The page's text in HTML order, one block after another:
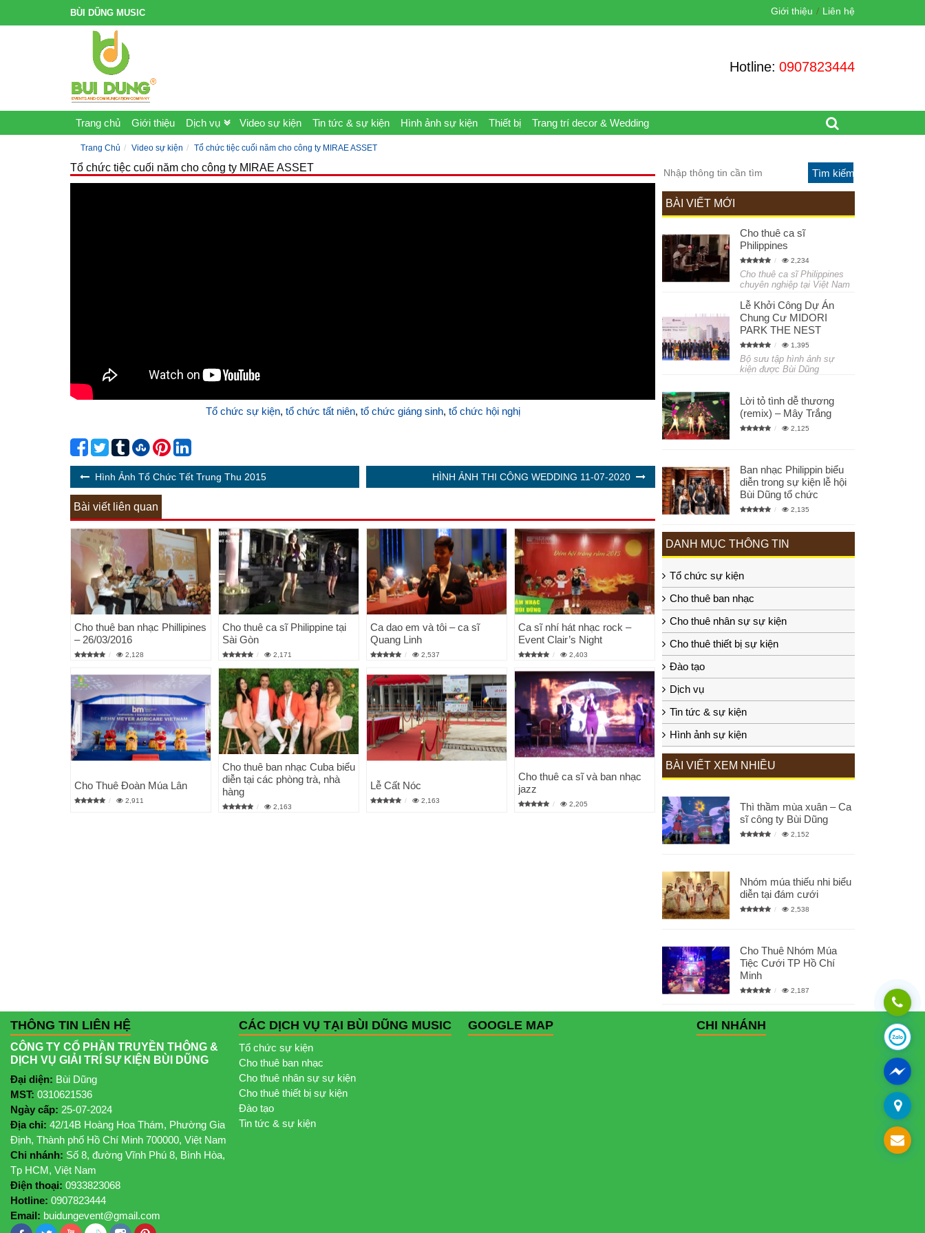
BÙI DŨNG MUSIC Giới thiệu Liên hệ
Hotline: 0907823444
Trang chủ Giới thiệu Dịch vụ Video sự kiện Tin tức & sự kiện Hình ảnh sự kiện Thiết bị Trang trí decor & Wedding
Trang Chủ Video sự kiện Tổ chức tiệc cuối năm cho công ty MIRAE ASSET
Tổ chức tiệc cuối năm cho công ty MIRAE ASSET
Tổ chức sự kiện, tổ chức tất niên, tổ chức giáng sinh, tổ chức hội nghị
Hình Ảnh Tổ Chức Tết Trung Thu 2015 HÌNH ẢNH THI CÔNG WEDDING 11-07-2020
Bài viết liên quan
Cho thuê ban nhạc Phillipines
– 26/03/2016
2,128
Cho thuê ca sĩ Philippine tại
Sài Gòn
2,171
Ca dao em và tôi – ca sĩ
Quang Linh
2,537
Ca sĩ nhí hát nhạc rock –
Event Clair’s Night
2,403
Cho Thuê Đoàn Múa Lân
2,911
Cho thuê ban nhạc Cuba biểu
diễn tại các phòng trà, nhà
hàng
2,163
Lễ Cất Nóc
2,163
Cho thuê ca sĩ và ban nhạc
jazz
2,205
BÀI VIẾT MỚI
Cho thuê ca sĩ
Philippines
2,234
Cho thuê ca sĩ Philippines
chuyên nghiệp tại Việt Nam
Lễ Khởi Công Dự Án
Chung Cư MIDORI
PARK THE NEST
1,395
Bộ sưu tập hình ảnh sự
kiện được Bùi Dũng
Lời tỏ tình dễ thương
(remix) – Mây Trắng
2,125
Ban nhạc Philippin biểu
diễn trong sự kiện lễ hội
Bùi Dũng tổ chức
2,135
DANH MỤC THÔNG TIN
Tổ chức sự kiện
Cho thuê ban nhạc
Cho thuê nhân sự sự kiện
Cho thuê thiết bị sự kiện
Đào tạo
Dịch vụ
Tin tức & sự kiện
Hình ảnh sự kiện
BÀI VIẾT XEM NHIỀU
Thì thầm mùa xuân – Ca
sĩ công ty Bùi Dũng
2,152
Nhóm múa thiếu nhi biểu
diễn tại đám cưới
2,538
Cho Thuê Nhóm Múa
Tiệc Cưới TP Hồ Chí
Minh
2,187
THÔNG TIN LIÊN HỆ
CÔNG TY CỔ PHẦN TRUYỀN THÔNG &
DỊCH VỤ GIẢI TRÍ SỰ KIỆN BÙI DŨNG
Đại diện: Bùi Dũng
MST: 0310621536
Ngày cấp: 25-07-2024
Địa chỉ: 42/14B Hoàng Hoa Thám, Phường Gia
Định, Thành phố Hồ Chí Minh 700000, Việt Nam
Chi nhánh: Số 8, đường Vĩnh Phú 8, Bình Hòa,
Tp HCM, Việt Nam
Điện thoại: 0933823068
Hotline: 0907823444
Email: buidungevent@gmail.com
CÁC DỊCH VỤ TẠI BÙI DŨNG MUSIC
Tổ chức sự kiện
Cho thuê ban nhạc
Cho thuê nhân sự sự kiện
Cho thuê thiết bị sự kiện
Đào tạo
Tin tức & sự kiện
GOOGLE MAP CHI NHÁNH